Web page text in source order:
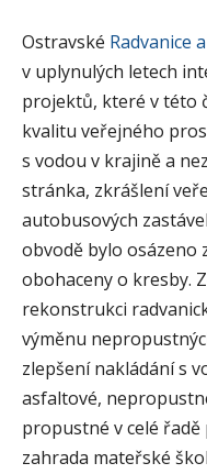
Ostravské Radvanice
v uplynulých letech
projektů, které v této
kvalitu veřejného
s vodou v krajině a
stránka, zkrášlení
autobusových
obvodě bylo osázeno
obohaceny o kresby.
rekonstrukci
výměnu
zlepšení nakládání s
asfaltové,
propustné v celé
zahrada mateřské